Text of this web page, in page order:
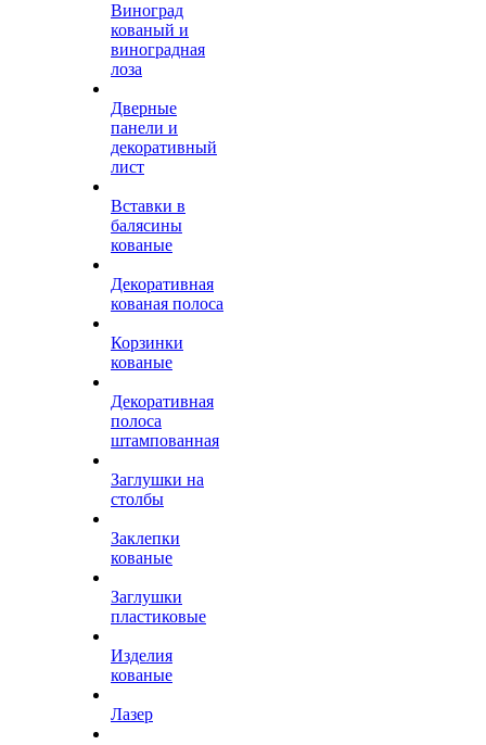
Виноград
кованый и
виноградная
лоза
Дверные
панели и
декоративный
лист
Вставки в
балясины
кованые
Декоративная
кованая полоса
Корзинки
кованые
Декоративная
полоса
штампованная
Заглушки на
столбы
Заклепки
кованые
Заглушки
пластиковые
Изделия
кованые
Лазер